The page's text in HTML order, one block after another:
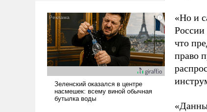
«Но и
России
что
право